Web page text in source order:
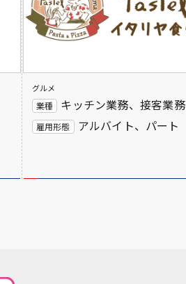
グルメ
業種 キッチン業務、接客業務
雇用形態 アルバイト、パート